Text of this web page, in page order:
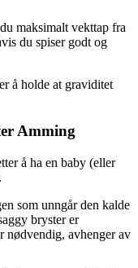
maksimalt vekttap fra
du spiser godt og
å holde at graviditet
Amming
å ha en baby (eller
som unngår den kalde
bryster er
nødvendig, avhenger av